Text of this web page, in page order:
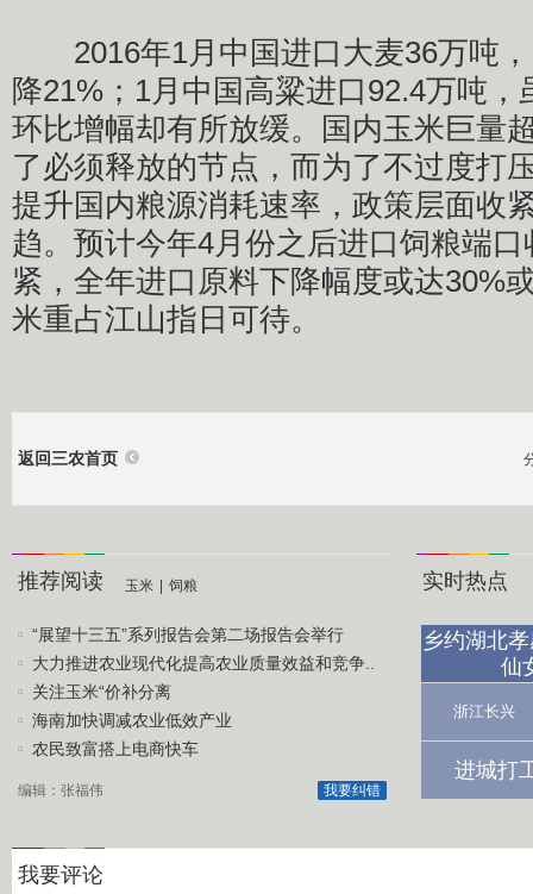
2016年1月中国进口大麦36万吨，
降21%；1月中国高粱进口92.4万吨
环比增幅却有所放缓。国内玉米巨量
了必须释放的节点，而为了不过度打
提升国内粮源消耗速率，政策层面收
趋。预计今年4月份之后进口饲粮端
紧，全年进口原料下降幅度或达30%
米重占江山指日可待。
返回三农首页
推荐阅读 玉米 饲粮
“展望十三五”系列报告会第二场报告会举行
大力推进农业现代化提高农业质量效益和竞争..
关注玉米“价补分离
海南加快调减农业低效产业
农民致富搭上电商快车
我要纠错
编辑：张福伟
实时热点
乡约湖北
仙
浙江长兴
进城打